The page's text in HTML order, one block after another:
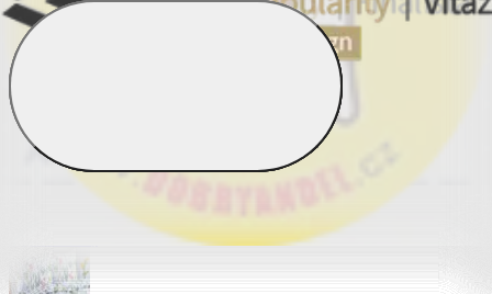
Obliečky Dual Feel®
Obliečky z hladkej bavlny